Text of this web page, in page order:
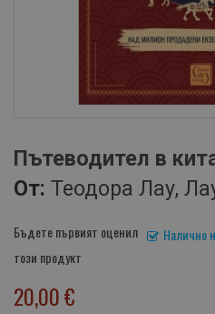
Пътеводител в
От: Теодора Лау,
Налично
Бъдете първият оценил
този продукт
20,00 €